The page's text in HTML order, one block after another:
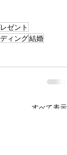
ゼント
ィング結婚
すべて表示